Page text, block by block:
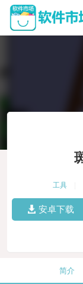
工具
安卓下载
简介